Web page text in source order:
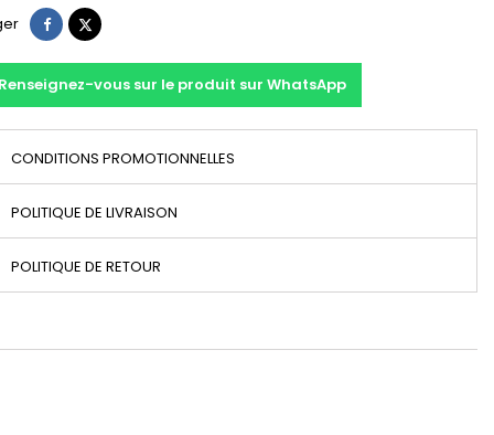
PartagerTweet
vous sur le produit sur WhatsApp
CONDITIONS PROMOTIONNELLES
POLITIQUE DE LIVRAISON
POLITIQUE DE RETOUR